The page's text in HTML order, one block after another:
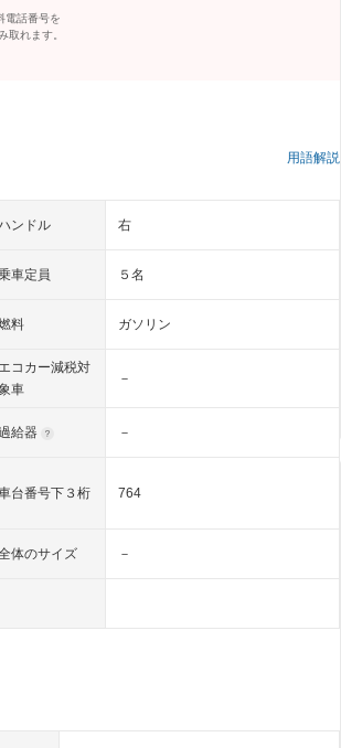
電話番号を
取れます。
用語解説
ンドル 右
車定員 ５名
料 ガソリン
エコカー減税対
車
－
給器 －
台番号下３桁 764
体のサイズ －